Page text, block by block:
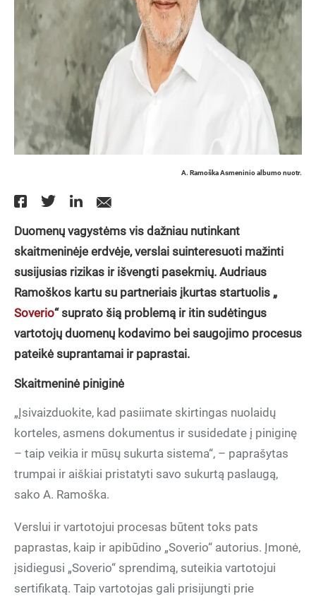
A. Ramoška Asmeninio albumo nuotr.
Duomenų vagystėms vis dažniau nutinkant
skaitmeninėje erdvėje, verslai suinteresuoti mažinti
susijusias rizikas ir išvengti pasekmių. Audriaus
Ramoškos kartu su partneriais įkurtas startuolis „
Soverio“ suprato šią problemą ir itin sudėtingus
vartotojų duomenų kodavimo bei saugojimo procesus
pateikė suprantamai ir paprastai.
Skaitmeninė piniginė
„Įsivaizduokite, kad pasiimate skirtingas nuolaidų
korteles, asmens dokumentus ir susidedate į piniginę
– taip veikia ir mūsų sukurta sistema“, – paprašytas
trumpai ir aiškiai pristatyti savo sukurtą paslaugą,
sako A. Ramoška.
Verslui ir vartotojui procesas būtent toks pats
paprastas, kaip ir apibūdino „Soverio“ autorius. Įmonė,
įsidiegusi „Soverio“ sprendimą, suteikia vartotojui
sertifikatą. Taip vartotojas gali prisijungti prie